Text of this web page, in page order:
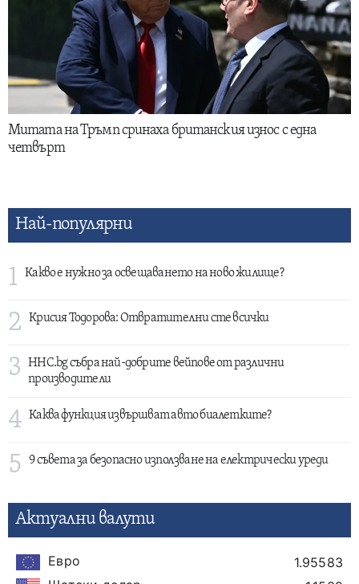
Митата на Тръмп сринаха британския износ с една
четвърт
Най-популярни
1 Какво е нужно за освещаването на ново жилище?
2 Крисия Тодорова: Отвратителни сте всички
3
HHC.bg събра най-добрите вейпове от различни
производители
4 Каква функция извършват авто биалетките?
5 9 съвета за безопасно използване на електрически уреди
Актуални валути
Евро
1.95583